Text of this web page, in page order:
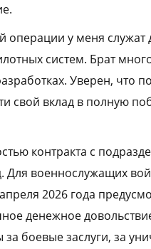
операции у меня
систем. Брат
Уверен, что
свой вклад в полную
контракта с
Для военнослужащих
2026 года
денежное
боевые заслуги, за